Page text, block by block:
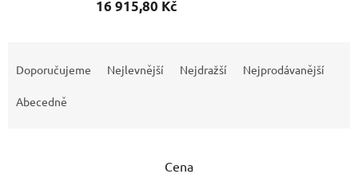
16 915,80 Kč
Doporučujeme Nejlevnější Nejdražší Nejprodávanější
Abecedně
Cena